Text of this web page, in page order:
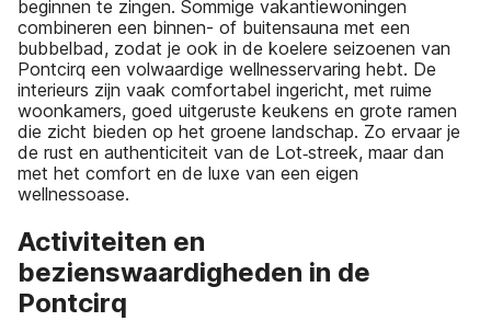
beginnen te zingen. Sommige vakantiewoningen
combineren een binnen- of buitensauna met een
bubbelbad, zodat je ook in de koelere seizoenen van
Pontcirq een volwaardige wellnesservaring hebt. De
interieurs zijn vaak comfortabel ingericht, met ruime
woonkamers, goed uitgeruste keukens en grote ramen
die zicht bieden op het groene landschap. Zo ervaar je
de rust en authenticiteit van de Lot‑streek, maar dan
met het comfort en de luxe van een eigen
wellnessoase.
Activiteiten en
bezienswaardigheden in de
Pontcirq